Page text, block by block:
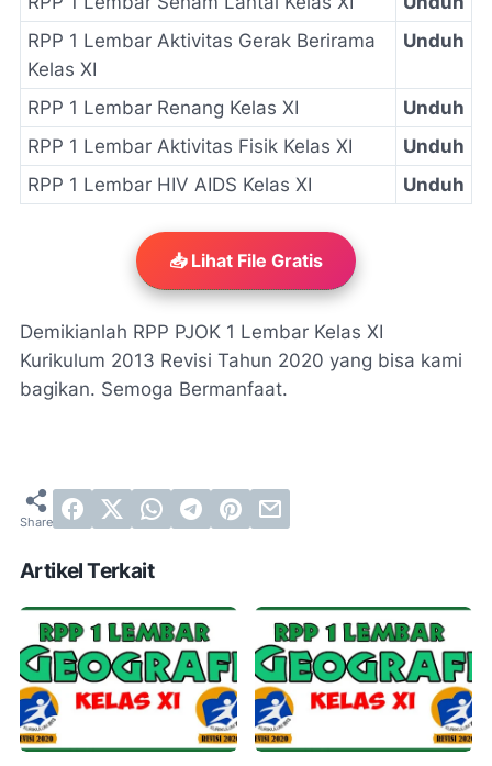
RPP 1 Lembar Aktivitas Gerak Berirama
Kelas XI
Unduh
RPP 1 Lembar Renang Kelas XI
Unduh
RPP 1 Lembar Aktivitas Fisik Kelas XI
Unduh
RPP 1 Lembar HIV AIDS Kelas XI
Unduh
📥 Lihat File Gratis
Demikianlah RPP PJOK 1 Lembar Kelas XI
Kurikulum 2013 Revisi Tahun 2020 yang bisa kami
bagikan. Semoga Bermanfaat.
Artikel Terkait